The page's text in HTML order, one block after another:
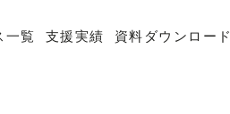
一覧 支援実績 資料ダウンロード